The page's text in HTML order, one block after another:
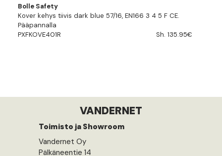
Bolle Safety
Kover kehys tiivis dark blue 57/16, EN166 3 4 5 F CE.
Pääpannalla
PXFKOVE401R
Sh. 135.95€
VANDERNET
Toimisto ja Showroom
Vandernet Oy
Pälkäneentie 14